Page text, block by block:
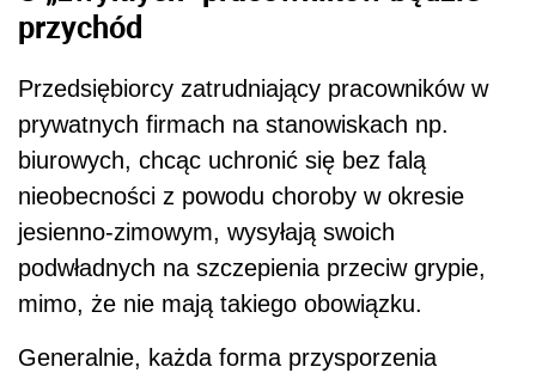
przychód
Przedsiębiorcy zatrudniający pracowników w
prywatnych firmach na stanowiskach np.
biurowych, chcąc uchronić się bez falą
nieobecności z powodu choroby w okresie
jesienno-zimowym, wysyłają swoich
podwładnych na szczepienia przeciw grypie,
mimo, że nie mają takiego obowiązku.
Generalnie, każda forma przysporzenia